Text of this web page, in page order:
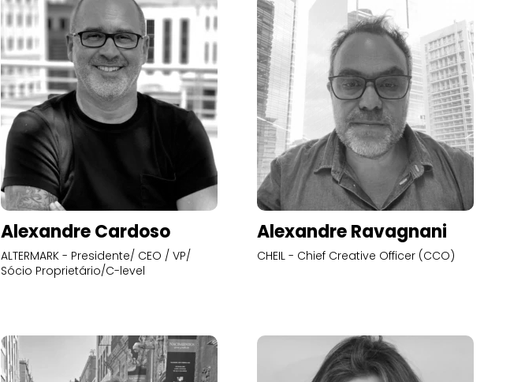
Alexandre Cardoso
ALTERMARK - Presidente/ CEO / VP/
Sócio Proprietário/C-level
Alexandre Ravagnani
CHEIL - Chief Creative Officer (CCO)